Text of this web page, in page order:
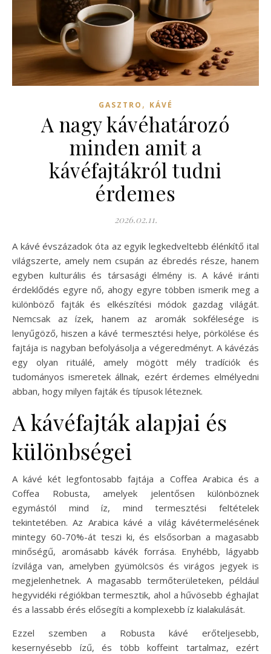
GASZTRO , KÁVÉ
A nagy kávéhatározó
minden amit a
kávéfajtákról tudni
érdemes
2026.02.11.
A kávé évszázadok óta az egyik legkedveltebb élénkítő ital
világszerte, amely nem csupán az ébredés része, hanem
egyben kulturális és társasági élmény is. A kávé iránti
érdeklődés egyre nő, ahogy egyre többen ismerik meg a
különböző fajták és elkészítési módok gazdag világát.
Nemcsak az ízek, hanem az aromák sokfélesége is
lenyűgöző, hiszen a kávé termesztési helye, pörkölése és
fajtája is nagyban befolyásolja a végeredményt. A kávézás
egy olyan rituálé, amely mögött mély tradíciók és
tudományos ismeretek állnak, ezért érdemes elmélyedni
abban, hogy milyen fajták és típusok léteznek.
A kávéfajták alapjai és
különbségei
A kávé két legfontosabb fajtája a Coffea Arabica és a
Coffea Robusta, amelyek jelentősen különböznek
egymástól mind íz, mind termesztési feltételek
tekintetében. Az Arabica kávé a világ kávétermelésének
mintegy 60-70%-át teszi ki, és elsősorban a magasabb
minőségű, aromásabb kávék forrása. Enyhébb, lágyabb
ízvilága van, amelyben gyümölcsös és virágos jegyek is
megjelenhetnek. A magasabb termőterületeken, például
hegyvidéki régiókban termesztik, ahol a hűvösebb éghajlat
és a lassabb érés elősegíti a komplexebb íz kialakulását.
Ezzel szemben a Robusta kávé erőteljesebb,
kesernyésebb ízű, és több koffeint tartalmaz, ezért